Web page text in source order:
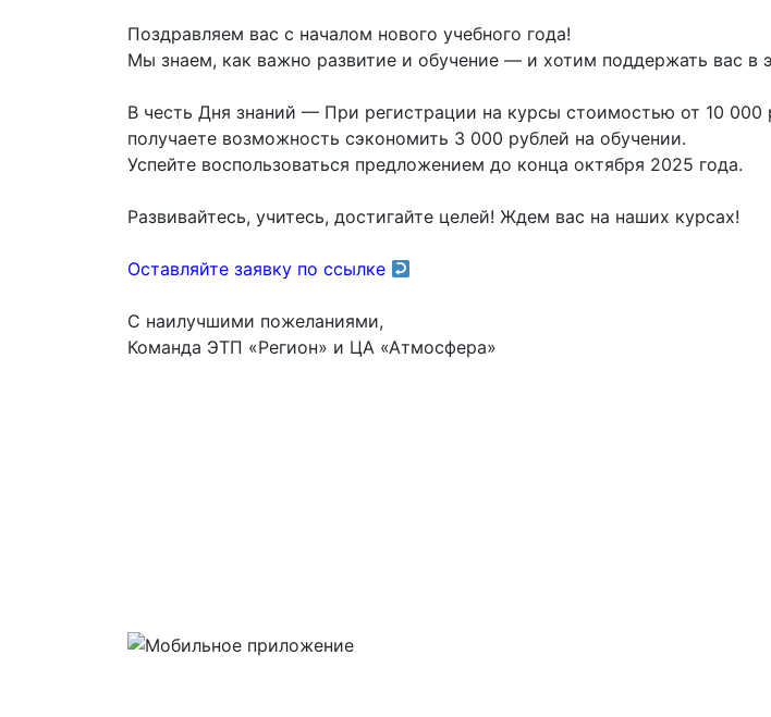
Поздравляем вас с началом нового учебного года!
Мы знаем, как важно развитие и обучение — и хотим поддержать вас в
В честь Дня знаний — При регистрации на курсы стоимостью от 10 000
получаете возможность сэкономить 3 000 рублей на обучении.
Успейте воспользоваться предложением до конца октября 2025 года.
Развивайтесь, учитесь, достигайте целей! Ждем вас на наших курсах!
Оставляйте заявку по ссылке
С наилучшими пожеланиями,
Команда ЭТП «Регион» и ЦА «Атмосфера»